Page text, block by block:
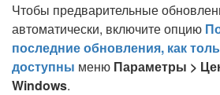
Чтобы предварительные
автоматически, включите опцию
последние обновления, как
доступны меню Параметры >
Windows.